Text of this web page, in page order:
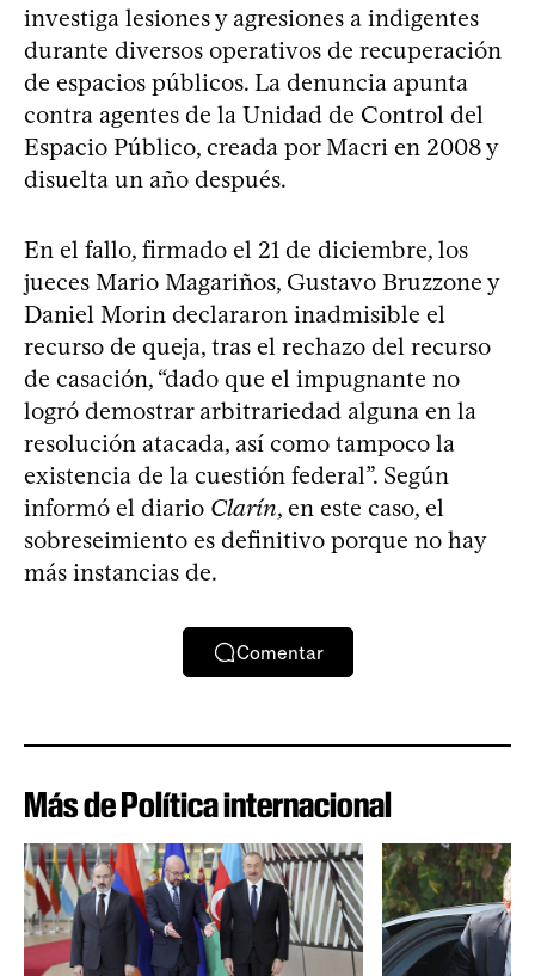
investiga lesiones y agresiones a indigentes
durante diversos operativos de recuperación
de espacios públicos. La denuncia apunta
contra agentes de la Unidad de Control del
Espacio Público, creada por Macri en 2008 y
disuelta un año después.
En el fallo, firmado el 21 de diciembre, los
jueces Mario Magariños, Gustavo Bruzzone y
Daniel Morin declararon inadmisible el
recurso de queja, tras el rechazo del recurso
de casación, “dado que el impugnante no
logró demostrar arbitrariedad alguna en la
resolución atacada, así como tampoco la
existencia de la cuestión federal”. Según
informó el diario Clarín, en este caso, el
sobreseimiento es definitivo porque no hay
más instancias de.
Comentar
Más de Política internacional